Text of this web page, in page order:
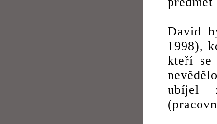
David
1998),
kteří se
ubíjel